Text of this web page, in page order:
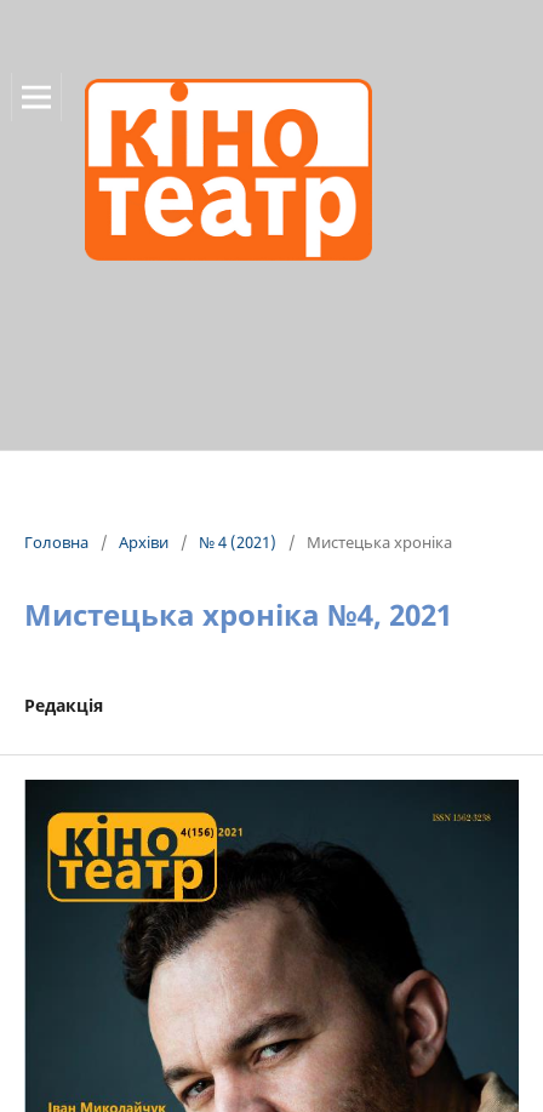
Головна / Архіви / № 4 (2021) / Мистецька хроніка
Мистецька хроніка №4, 2021
Редакція